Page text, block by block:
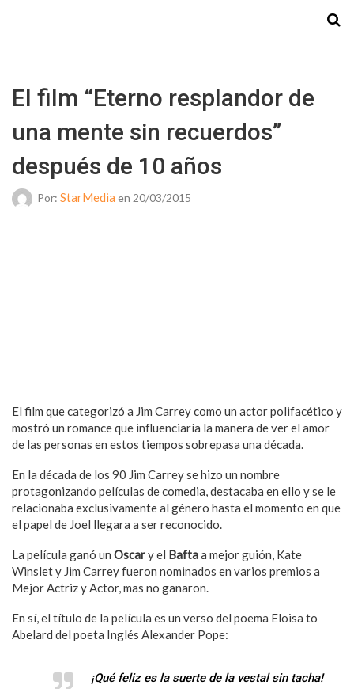
El film “Eterno resplandor de
una mente sin recuerdos”
después de 10 años
Por: StarMedia en 20/03/2015
El film que categorizó a Jim Carrey como un actor polifacético y
mostró un romance que influenciaría la manera de ver el amor
de las personas en estos tiempos sobrepasa una década.
En la década de los 90 Jim Carrey se hizo un nombre
protagonizando películas de comedia, destacaba en ello y se le
relacionaba exclusivamente al género hasta el momento en que
el papel de Joel llegara a ser reconocido.
La película ganó un Oscary el Baftaa mejor guión, Kate
Winslet y Jim Carrey fueron nominados en varios premios a
Mejor Actriz y Actor, mas no ganaron.
En sí, el título de la película es un verso del poema Eloisa to
Abelard del poeta Inglés Alexander Pope:
¡Qué feliz es la suerte de la vestal sin tacha!